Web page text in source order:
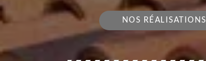
NOS RÉALISATIONS